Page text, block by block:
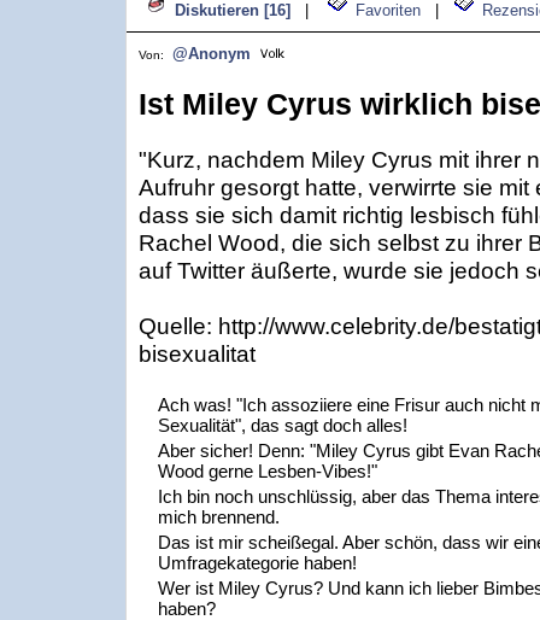
Diskutieren [16] Favoriten
Von: @Anonym
Ist Miley Cyrus wirklich
"Kurz, nachdem Miley Cyrus mit ihrer
Aufruhr gesorgt hatte, verwirrte sie mit
dass sie sich damit richtig lesbisch
Rachel Wood, die sich selbst zu ihrer
auf Twitter äußerte, wurde sie jedoch
Quelle: http://www.celebrity.de/
bisexualitat
Ach was! "Ich assoziiere eine Frisur auch nicht
Sexualität", das sagt doch alles!
Aber sicher! Denn: "Miley Cyrus gibt Evan
Wood gerne Lesben-Vibes!"
Ich bin noch unschlüssig, aber das Thema
mich brennend.
Das ist mir scheißegal. Aber schön, dass wir
Umfragekategorie haben!
Wer ist Miley Cyrus? Und kann ich lieber
haben?